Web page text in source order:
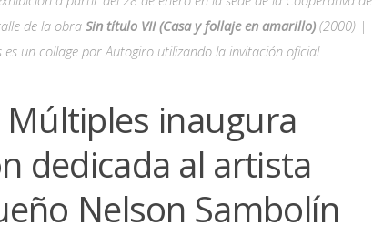
de la obra Sin título VII (Casa y follaje en amarillo) (2000) |
es un collage por Autogiro utilizando la invitación oficial
Múltiples inaugura
dedicada al artista
Nelson Sambolín